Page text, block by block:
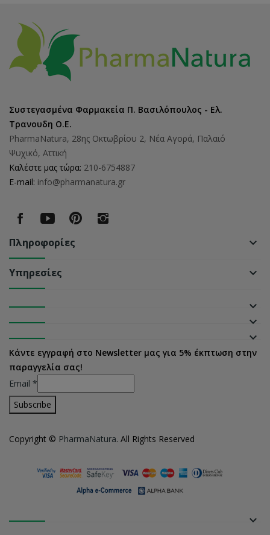
Συστεγασμένα Φαρμακεία Π. Βασιλόπουλος - Ελ.
Τρανουδη Ο.Ε.
PharmaNatura, 28ης Οκτωβρίου 2, Νέα Αγορά, Παλαιό
Ψυχικό, Αττική
Καλέστε μας τώρα: 210-6754887
E-mail: info@pharmanatura.gr
Πληροφορίες keyboard_arrow_down
Υπηρεσίες keyboard_arrow_down
keyboard_arrow_down
keyboard_arrow_down
keyboard_arrow_down
Κάντε εγγραφή στο Newsletter μας για 5% έκπτωση στην
παραγγελία σας!
Email *
Copyright © PharmaNatura. All Rights Reserved
keyboard_arrow_down